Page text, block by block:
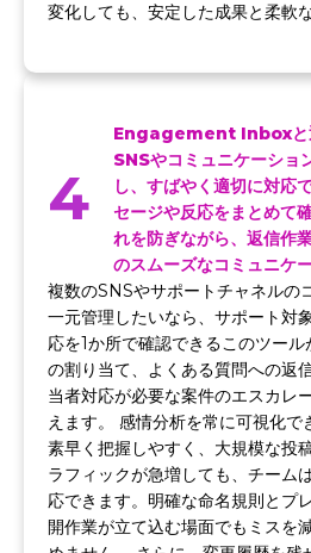
変化しても、安定した成果と柔軟
4
Engagement Inboxと返
SNSやコミュニケーショ
し、すばやく適切に対応
セージや反応をまとめて
れを防ぎながら、返信作
のスムーズなコミュニケ
複数のSNSやサポートチャネルの
一元管理したいなら、サポート対
応を1か所で確認できるこのツー
の割り当て、よくある質問への返
当者対応が必要な案件のエスカレ
えます。 感情分析を常に可視化で
素早く把握しやすく、大規模な投
ラフィックが急増しても、チーム
応できます。明確な命名規則とプ
開作業が立て込む場面でもミスを